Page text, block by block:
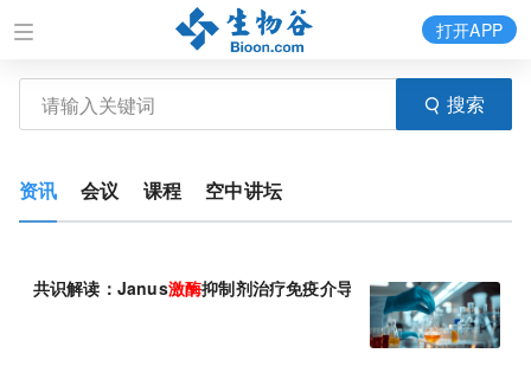
搜索
打开APP
资讯 会议 课程 空中讲坛
共识解读：Janus激酶抑制剂治疗免疫介导炎症性疾病中国专家共